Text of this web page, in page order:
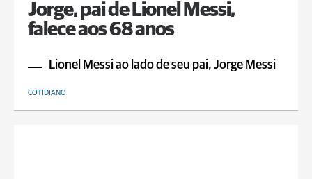
Jorge, pai de Lionel Messi,
falece aos 68 anos
Lionel Messi ao lado de seu pai, Jorge Messi
COTIDIANO